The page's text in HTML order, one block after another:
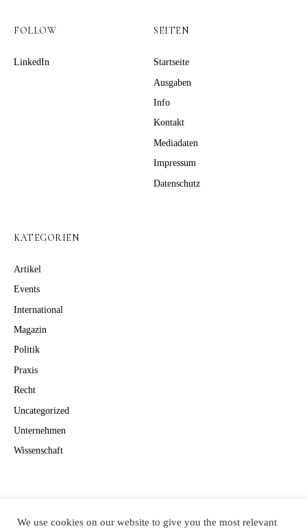
FOLLOW
LinkedIn
SEITEN
Startseite
Ausgaben
Info
Kontakt
Mediadaten
Impressum
Datenschutz
KATEGORIEN
Artikel
Events
International
Magazin
Politik
Praxis
Recht
Uncategorized
Unternehmen
Wissenschaft
We use cookies on our website to give you the most relevant